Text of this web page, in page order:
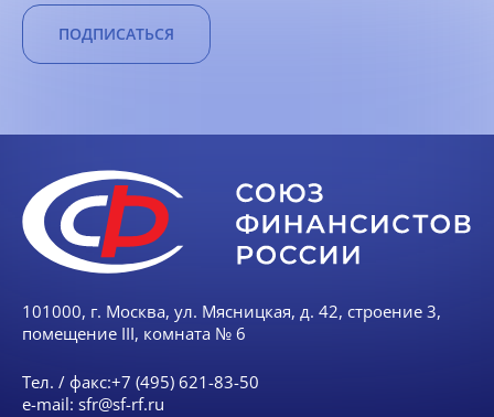
ПОДПИСАТЬСЯ
101000, г. Москва, ул. Мясницкая, д. 42, строение 3,
помещение III, комната № 6
Тел. / факс:+7 (495) 621-83-50
e-mail: sfr@sf-rf.ru